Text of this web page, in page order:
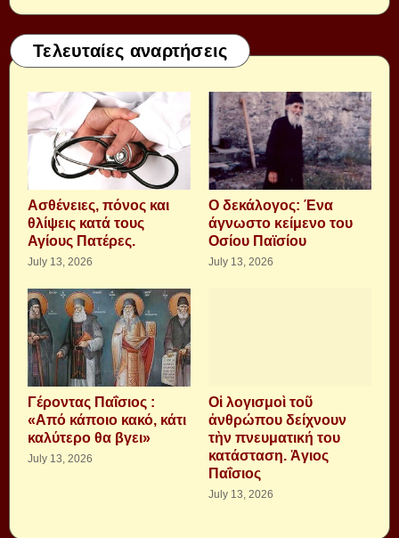
Τελευταίες αναρτήσεις
Aσθένειες, πόνος και
θλίψεις κατά τους
Αγίους Πατέρες.
July 13, 2026
Ο δεκάλογος: Ένα
άγνωστο κείμενο του
Οσίου Παϊσίου
July 13, 2026
Γέροντας Παΐσιος :
«Από κάποιο κακό, κάτι
καλύτερο θα βγει»
July 13, 2026
Οἱ λογισμοὶ τοῦ
ἀνθρώπου δείχνουν
τὴν πνευματική του
κατάσταση. Ἁγιος
Παΐσιος
July 13, 2026